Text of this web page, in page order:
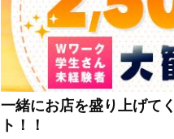
一緒にお店を盛り上げて
ト！！